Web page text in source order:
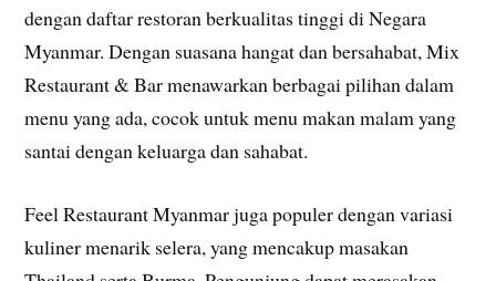
dengan daftar restoran berkualitas tinggi di Negara
Myanmar. Dengan suasana hangat dan bersahabat, Mix
Restaurant & Bar menawarkan berbagai pilihan dalam
menu yang ada, cocok untuk menu makan malam yang
santai dengan keluarga dan sahabat.
Feel Restaurant Myanmar juga populer dengan variasi
kuliner menarik selera, yang mencakup masakan